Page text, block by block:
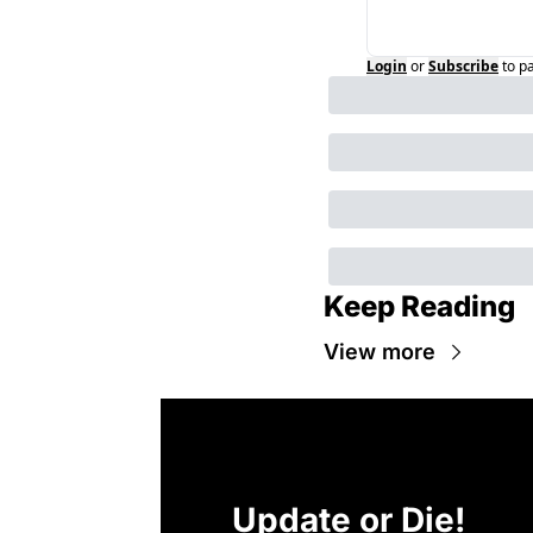
Login orSubscribeto
Keep Reading
View more
Update or Die!